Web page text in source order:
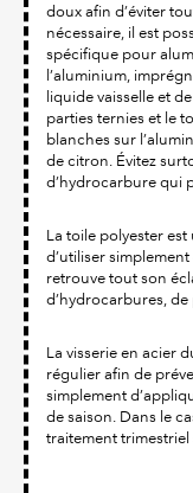
doux afin d’éviter
nécessaire, il est
spécifique pour
l’aluminium,
liquide vaisselle et
parties ternies et le
blanches sur
de citron. Évitez
d’hydrocarbure qui
La toile polyester
d’utiliser
retrouve tout son
d’hydrocarbures,
La visserie en acier
régulier afin de
simplement
de saison. Dans le
traitement trimestriel